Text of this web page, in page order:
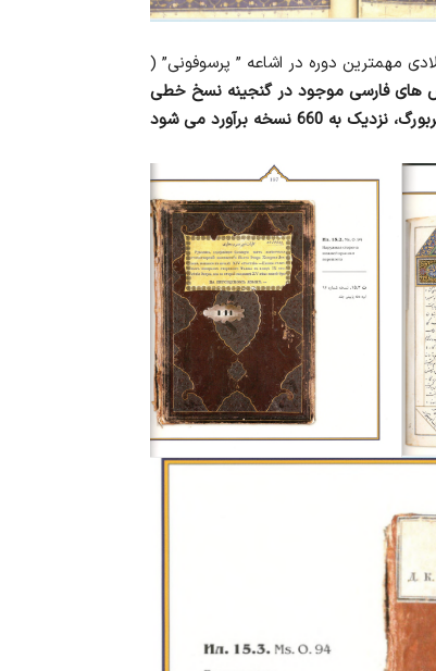
مهمترین دوره در اشاعه ” پرسوفونی” (
های فارسی موجود در گنجینه نسخ خطی